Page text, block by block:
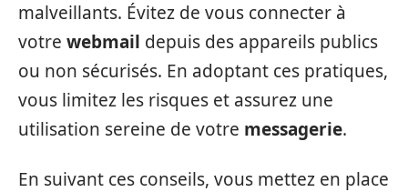
malveillants. Évitez de vous connecter à
votre webmail depuis des appareils publics
ou non sécurisés. En adoptant ces pratiques,
vous limitez les risques et assurez une
utilisation sereine de votre messagerie.
En suivant ces conseils, vous mettez en place